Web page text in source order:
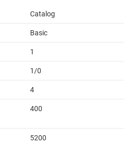
Catalog
Basic
1
1/0
4
400
5200